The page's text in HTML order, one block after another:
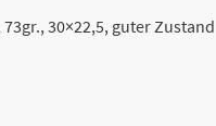
30×22,5, guter Zustand